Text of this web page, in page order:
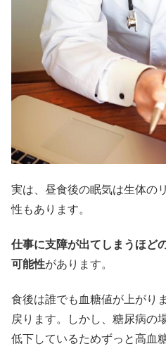
実は、昼食後の眠気は生体の
性もあります。
仕事に支障が出てしまうほど
可能性があります。
食後は誰でも血糖値が上がり
戻ります。しかし、糖尿病の
低下しているためずっと高血